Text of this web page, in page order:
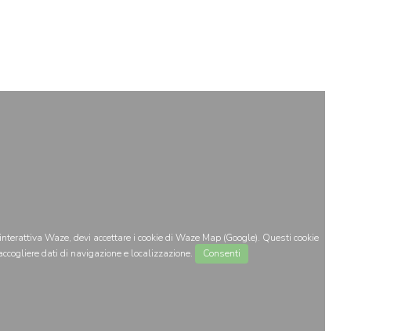
Waze, devi accettare i cookie di Waze Map (Google). Questi cookie
dati di navigazione e localizzazione.
Consenti